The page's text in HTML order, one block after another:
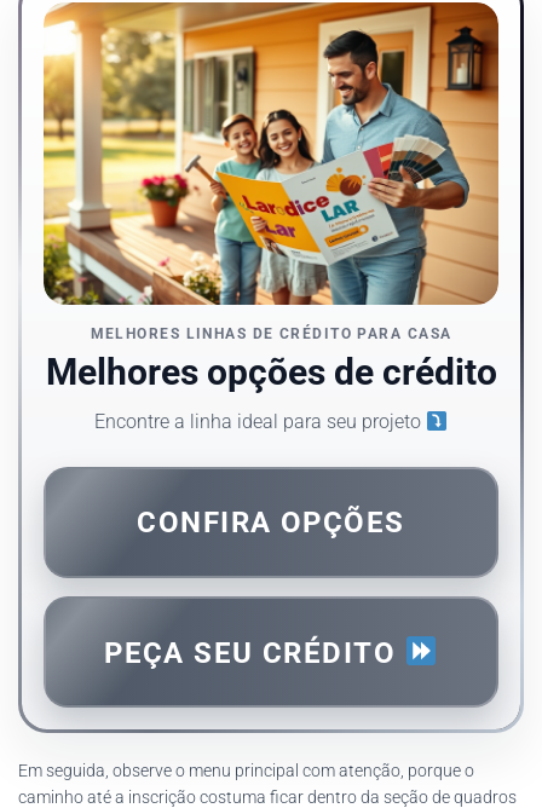
MELHORES LINHAS DE CRÉDITO PARA CASA
Melhores opções de crédito
Encontre a linha ideal para seu projeto
CONFIRA OPÇÕES
PEÇA SEU CRÉDITO
Em seguida, observe o menu principal com atenção, porque o
caminho até a inscrição costuma ficar dentro da seção de quadros